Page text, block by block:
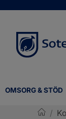
OMSORG & STÖD
/